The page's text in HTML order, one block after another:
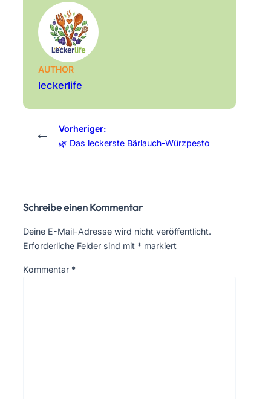
AUTHOR
leckerlife
←
Vorheriger:
🌿 Das leckerste Bärlauch-Würzpesto
Schreibe einen Kommentar
Deine E-Mail-Adresse wird nicht veröffentlicht.
Erforderliche Felder sind mit * markiert
Kommentar *